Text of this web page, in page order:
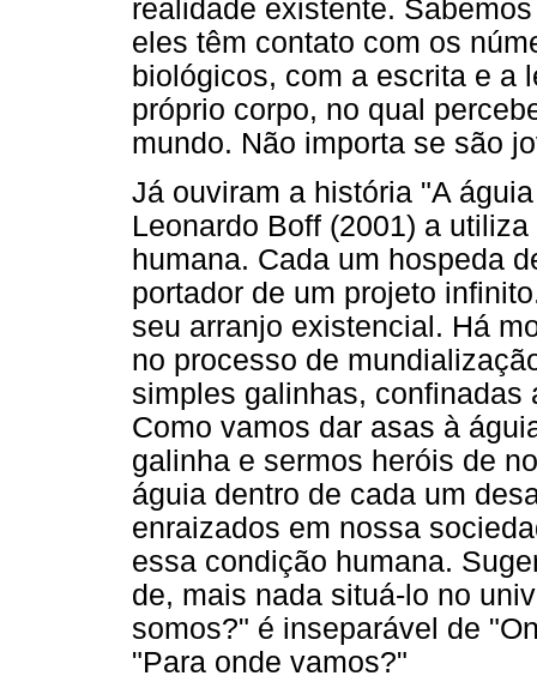
realidade existente.
eles têm contato com os
biológicos, com a escrita e a
próprio corpo, no qual
mundo. Não importa se são
Já ouviram a história "A
Leonardo Boff (2001) a
humana. Cada um hospeda
portador de um projeto
seu arranjo existencial. Há
no processo de
simples galinhas, confinadas
Como vamos dar asas à
galinha e sermos heróis de
águia dentro de cada um
enraizados em nossa
essa condição humana.
de, mais nada situá-lo no
somos?" é inseparável de
"Para onde vamos?"